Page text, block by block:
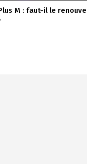
M : faut-il le